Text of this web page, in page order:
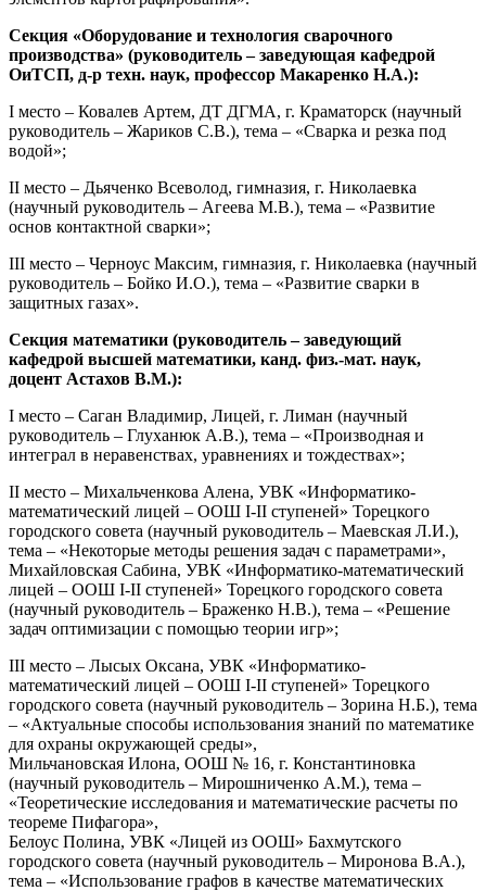
Секция «Оборудование и технология сварочного
производства» (руководитель – заведующая кафедрой
ОиТСП, д-р техн. наук, профессор Макаренко Н.А.):
I место – Ковалев Артем, ДТ ДГМА, г. Краматорск (научный
руководитель – Жариков С.В.), тема – «Сварка и резка под
водой»;
II место – Дьяченко Всеволод, гимназия, г. Николаевка
(научный руководитель – Агеева М.В.), тема – «Развитие
основ контактной сварки»;
III место – Черноус Максим, гимназия, г. Николаевка (научный
руководитель – Бойко И.О.), тема – «Развитие сварки в
защитных газах».
Секция математики (руководитель – заведующий
кафедрой высшей математики, канд. физ.-мат. наук,
доцент Астахов В.М.):
I место – Саган Владимир, Лицей, г. Лиман (научный
руководитель – Глуханюк А.В.), тема – «Производная и
интеграл в неравенствах, уравнениях и тождествах»;
II место – Михальченкова Алена, УВК «Информатико-
математический лицей – ООШ I-II ступеней» Торецкого
городского совета (научный руководитель – Маевская Л.И.),
тема – «Некоторые методы решения задач с параметрами»,
Михайловская Сабина, УВК «Информатико-математический
лицей – ООШ I-II ступеней» Торецкого городского совета
(научный руководитель – Браженко Н.В.), тема – «Решение
задач оптимизации с помощью теории игр»;
III место – Лысых Оксана, УВК «Информатико-
математический лицей – ООШ I-II ступеней» Торецкого
городского совета (научный руководитель – Зорина Н.Б.), тема
– «Актуальные способы использования знаний по математике
для охраны окружающей среды»,
Мильчановская Илона, ООШ № 16, г. Константиновка
(научный руководитель – Мирошниченко А.М.), тема –
«Теоретические исследования и математические расчеты по
теореме Пифагора»,
Белоус Полина, УВК «Лицей из ООШ» Бахмутского
городского совета (научный руководитель – Миронова В.А.),
тема – «Использование графов в качестве математических